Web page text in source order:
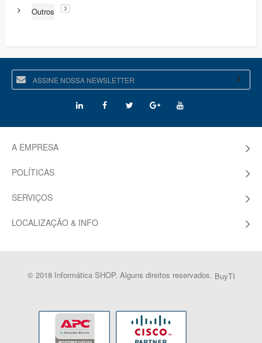
Outros 3
A EMPRESA
POLÍTICAS
SERVIÇOS
LOCALIZAÇÃO & INFO
© 2018 Informática SHOP. Alguns direitos reservados. BuyTI